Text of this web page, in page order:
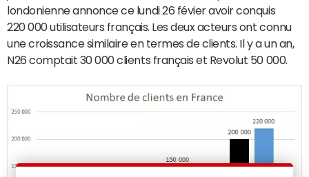
londonienne annonce ce lundi 26 févier avoir conquis
220 000 utilisateurs français. Les deux acteurs ont connu
une croissance similaire en termes de clients. Il y a un an,
N26 comptait 30 000 clients français et Revolut 50 000.